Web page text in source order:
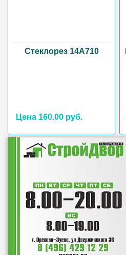
Стеклорез 14А710
Цена 160.00 руб.